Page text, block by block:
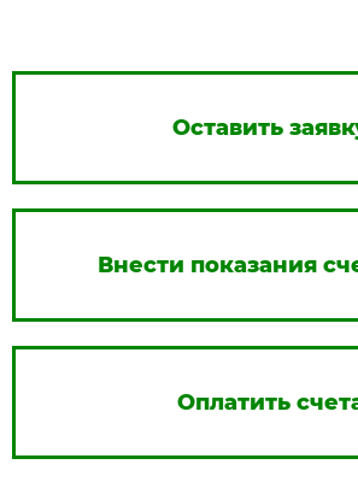
Оставить
Внести показания
Оплатить